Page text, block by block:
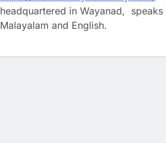
headquartered in Wayanad, speaks
Malayalam and English.